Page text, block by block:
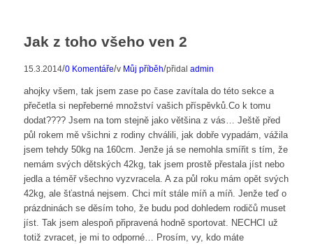
Jak z toho všeho ven 2
15.3.2014/0 Komentáře/v Můj příběh/přidal admin
ahojky všem, tak jsem zase po čase zavítala do této sekce a
přečetla si nepřeberné množství vašich příspěvků.Co k tomu
dodat???? Jsem na tom stejně jako většina z vás… Ještě před
půl rokem mě všichni z rodiny chválili, jak dobře vypadám, vážila
jsem tehdy 50kg na 160cm. Jenže já se nemohla smířit s tím, že
nemám svých dětských 42kg, tak jsem prostě přestala jíst nebo
jedla a téměř všechno vyzvracela. A za půl roku mám opět svých
42kg, ale šťastná nejsem. Chci mít stále míň a míň. Jenže teď o
prázdninách se děsím toho, že budu pod dohledem rodičů muset
jíst. Tak jsem alespoň připravená hodně sportovat. NECHCI už
totiž zvracet, je mi to odporné… Prosím, vy, kdo máte